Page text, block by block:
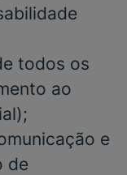
todos os
ao
;
e
de